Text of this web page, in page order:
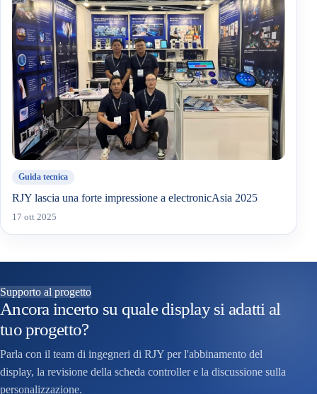
Guida tecnica
RJY lascia una forte impressione a electronicAsia 2025
17 ott 2025
Supporto al progetto
Ancora incerto su quale display si adatti al
tuo progetto?
Parla con il team di ingegneri di RJY per l'abbinamento del
display, la revisione della scheda controller e la discussione sulla
personalizzazione.